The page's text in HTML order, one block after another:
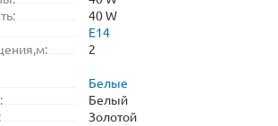
40 W
E14
2
Белые
Белый
Золотой